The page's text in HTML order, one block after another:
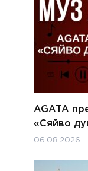
AGATA
«Сяйво
06.08.2026